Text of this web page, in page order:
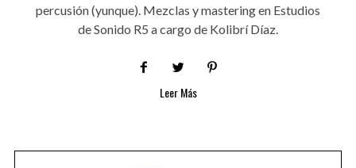
percusión (yunque). Mezclas y mastering en Estudios
de Sonido R5 a cargo de Kolibrí Díaz.
Leer Más